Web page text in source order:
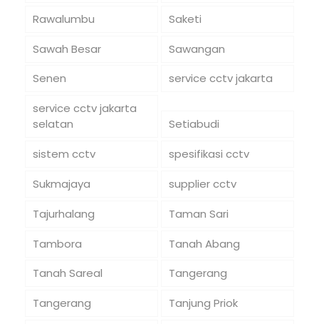
Rawalumbu
Saketi
Sawah Besar
Sawangan
Senen
service cctv jakarta
service cctv jakarta
selatan
Setiabudi
sistem cctv
spesifikasi cctv
Sukmajaya
supplier cctv
Tajurhalang
Taman Sari
Tambora
Tanah Abang
Tanah Sareal
Tangerang
Tangerang
Tanjung Priok